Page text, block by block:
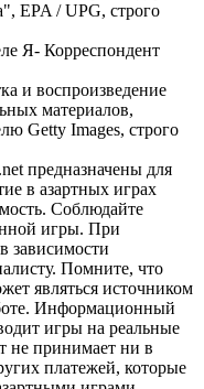
EPA / UPG, строго
Я- Корреспондент
и воспроизведение
материалов,
Getty Images, строго
предназначены для
в азартных играх
Соблюдайте
игры. При
зависимости
Помните, что
являться источником
Информационный
игры на реальные
не принимает ни в
платежей, которые